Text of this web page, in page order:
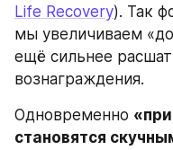
Life Recovery). Так
мы увеличиваем
ещё сильнее
вознаграждения.
Одновременно
становятся